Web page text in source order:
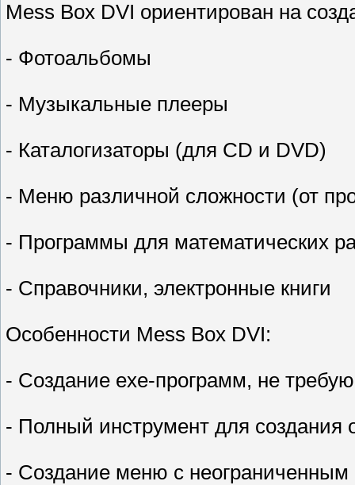
Mess Box DVI ориентирован на
- Фотоальбомы
- Музыкальные плееры
- Каталогизаторы (для CD и DVD)
- Меню различной сложности (от
- Программы для математических
- Справочники, электронные книги
Особенности Mess Box DVI:
- Создание exe-программ, не
- Полный инструмент для создания
- Создание меню с